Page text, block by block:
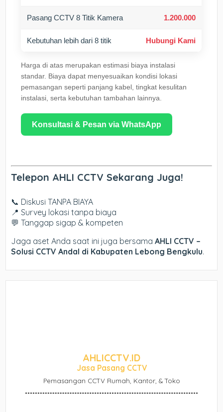
Pasang CCTV 8 Titik Kamera 1.200.000
Kebutuhan lebih dari 8 titik Hubungi Kami
Harga di atas merupakan estimasi biaya instalasi
standar. Biaya dapat menyesuaikan kondisi lokasi
pemasangan seperti panjang kabel, tingkat kesulitan
instalasi, serta kebutuhan tambahan lainnya.
Konsultasi & Pesan via WhatsApp
Telepon AHLI CCTV Sekarang Juga!
📞 Diskusi TANPA BIAYA
📍 Survey lokasi tanpa biaya
💬 Tanggap sigap & kompeten
Jaga aset Anda saat ini juga bersamaAHLI CCTV –
Solusi CCTV Andal di Kabupaten Lebong Bengkulu.
AHLICCTV.ID
Jasa Pasang CCTV
Pemasangan CCTV Rumah, Kantor, & Toko